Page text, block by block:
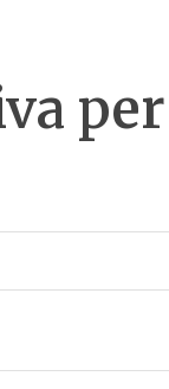
per